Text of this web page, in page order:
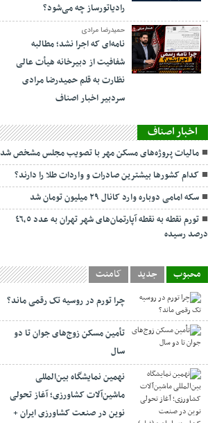
رادیاتورساز چه می‌شود؟
حمیدرضا مرادی
نامه‌ای که اجرا نشد؛ مطالبه
شفافیت از دبیرخانه هیأت عالی
نظارت به قلم حمیدرضا مرادی
سردبیر اخبار اصناف
اخبار اصناف
مالیات پروژه‌های مسکن مهر با تصویب مجلس مشخص شد
کدام کشورها بیشترین صادرات و واردات طلا را دارند؟
سکه امامی دوباره وارد کانال ۲۹ میلیون تومان شد
تورم نقطه به نقطه آپارتمان‌های شهر تهران به عدد ٤٦,٥
درصد رسیده
محبوب جدید کامنت
چرا تورم در روسیه تک رقمی ماند؟
تأمین مسکن زوج‌های جوان تا دو
سال
نهمین نمایشگاه بین‌المللی
ماشین‌آلات کشاورزی؛ آغاز تحولی
نوین در صنعت کشاورزی ایران +